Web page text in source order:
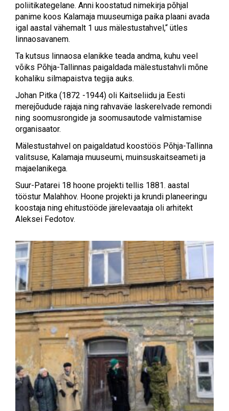
poliitikategelane. Anni koostatud nimekirja põhjal
panime koos Kalamaja muuseumiga paika plaani avada
igal aastal vähemalt 1 uus mälestustahvel,“ ütles
linnaosavanem.
Ta kutsus linnaosa elanikke teada andma, kuhu veel
võiks Põhja-Tallinnas paigaldada mälestustahvli mõne
kohaliku silmapaistva tegija auks.
Johan Pitka (1872 -1944) oli Kaitseliidu ja Eesti
merejõudude rajaja ning rahvaväe laskerelvade remondi
ning soomusrongide ja soomusautode valmistamise
organisaator.
Mälestustahvel on paigaldatud koostöös Põhja-Tallinna
valitsuse, Kalamaja muuseumi, muinsuskaitseameti ja
majaelanikega.
Suur-Patarei 18 hoone projekti tellis 1881. aastal
tööstur Malahhov. Hoone projekti ja krundi planeeringu
koostaja ning ehitustööde järelevaataja oli arhitekt
Aleksei Fedotov.